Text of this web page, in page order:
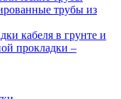
трубы из
кабеля в грунте и
прокладки –